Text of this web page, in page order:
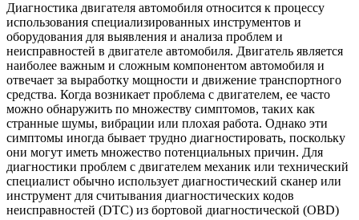
Диагностика двигателя автомобиля относится к процессу
использования специализированных инструментов и
оборудования для выявления и анализа проблем и
неисправностей в двигателе автомобиля. Двигатель является
наиболее важным и сложным компонентом автомобиля и
отвечает за выработку мощности и движение транспортного
средства. Когда возникает проблема с двигателем, ее часто
можно обнаружить по множеству симптомов, таких как
странные шумы, вибрации или плохая работа. Однако эти
симптомы иногда бывает трудно диагностировать, поскольку
они могут иметь множество потенциальных причин. Для
диагностики проблем с двигателем механик или технический
специалист обычно использует диагностический сканер или
инструмент для считывания диагностических кодов
неисправностей (DTC) из бортовой диагностической (OBD)